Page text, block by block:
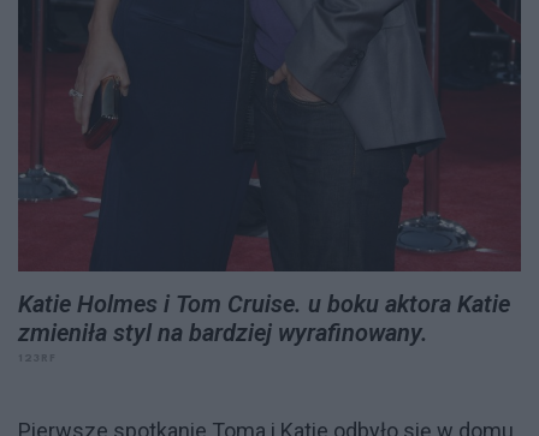
Katie Holmes i Tom Cruise. u boku aktora Katie
zmieniła styl na bardziej wyrafinowany.
Pierwsze spotkanie Toma i Katie odbyło się w domu